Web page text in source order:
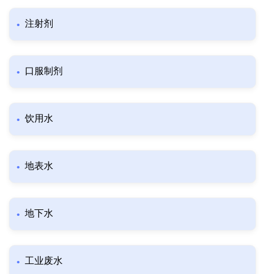
注射剂
口服制剂
饮用水
地表水
地下水
工业废水